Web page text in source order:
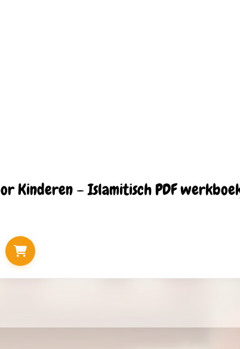
Kinderen – Islamitisch PDF